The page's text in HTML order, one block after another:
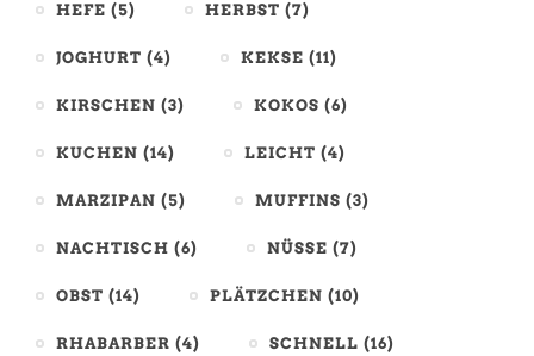
HEFE (5) HERBST (7)
JOGHURT (4) KEKSE (11)
KIRSCHEN (3) KOKOS (6)
KUCHEN (14) LEICHT (4)
MARZIPAN (5) MUFFINS (3)
NACHTISCH (6) NÜSSE (7)
OBST (14) PLÄTZCHEN (10)
RHABARBER (4) SCHNELL (16)